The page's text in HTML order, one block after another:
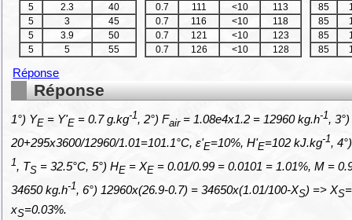
5
2.3
40
5
3
45
5
3.9
50
5
5 55
0.7
111 <10
113
0.7
116 <10
118
0.7
121 <10
123
0.7
126 <10 128
85
85
85
85
Réponse
Réponse
1°) YE = Y'E = 0.7 g.kg-1, 2°) Fair= 1.08e4x1.2 = 12960 kg.h-1,
20+295x3600/12960/1.01=101.1°C, ε'E=10%, H'E=102 kJ.kg-1,
1, TS = 32.5°C, 5°) HE = XE = 0.01/0.99 = 0.0101 = 1.01%, M =
34650 kg.h-1, 6°) 12960x(26.9-0.7) = 34650x(1.01/100-XS) => XS
xS=0.03%.